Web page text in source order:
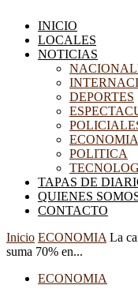
INICIO
LOCALES
NOTICIAS
DEPORTES
ECONOMIA
POLITICA
TAPAS DE
QUIENES
CONTACTO
Inicio ECONOMIA La
suma 70% en...
ECONOMIA